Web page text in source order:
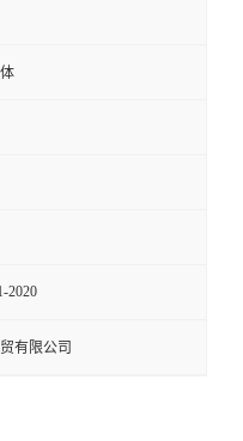
2020
有限公司